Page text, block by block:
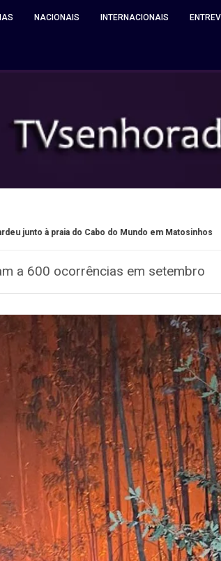
NACIONAIS INTERNACIONAIS
do Mundo em Matosinhos Quinta
a 600 ocorrências em setembro